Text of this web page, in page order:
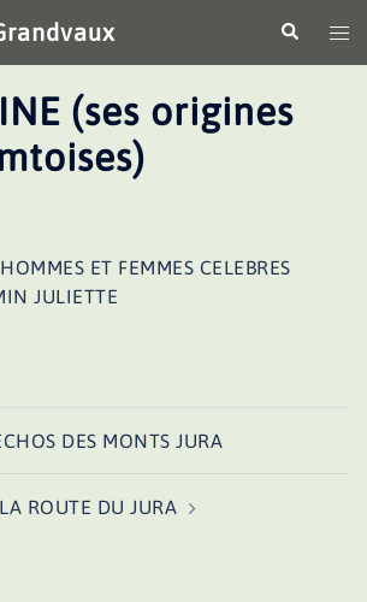
le
(ses origines
ET FEMMES CELEBRES
JULIETTE
DES MONTS JURA
LA ROUTE DU JURA